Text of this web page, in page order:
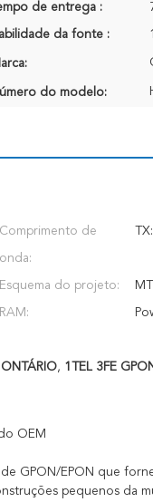
de entrega :
da fonte :
do modelo:
Comprimento de
onda:
Esquema do projeto:
RAM:
, 1TEL 3FE
OEM
GPON/EPON que
pequenos da